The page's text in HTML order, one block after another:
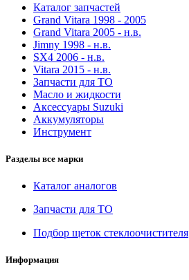
Каталог запчастей
Grand Vitara 1998 - 2005
Grand Vitara 2005 - н.в.
Jimny 1998 - н.в.
SX4 2006 - н.в.
Vitara 2015 - н.в.
Запчасти для ТО
Масло и жидкости
Аксессуары Suzuki
Аккумуляторы
Инструмент
Разделы все марки
Каталог аналогов
Запчасти для ТО
Подбор щеток стеклоочистителя
Информация